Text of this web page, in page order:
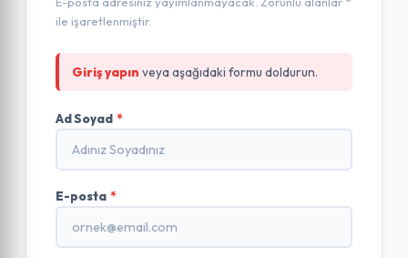
ile işaretlenmiştir.
Giriş yapın veya aşağıdaki formu doldurun.
Ad Soyad *
E-posta *